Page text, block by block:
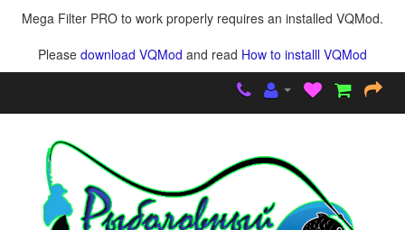
Mega Filter PRO to work properly requires an installed VQMod.
Please download VQMod and read How to installl VQMod